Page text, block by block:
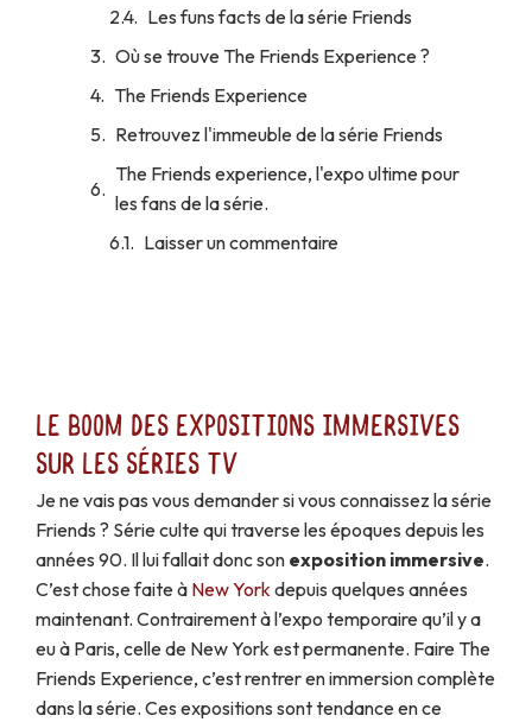
Les funs facts de la série Friends
Où se trouve The Friends Experience ?
The Friends Experience
Retrouvez l'immeuble de la série Friends
The Friends experience, l'expo ultime pour
les fans de la série.
Laisser un commentaire
Le boom des expositions immersives
sur les séries TV
Je ne vais pas vous demander si vous connaissez la série
Friends ? Série culte qui traverse les époques depuis les
années 90. Il lui fallait donc son exposition immersive.
C’est chose faite à New Yorkdepuis quelques années
maintenant. Contrairement à l’expo temporaire qu’il y a
eu à Paris, celle de New York est permanente. Faire The
Friends Experience, c’est rentrer en immersion complète
dans la série. Ces expositions sont tendance en ce